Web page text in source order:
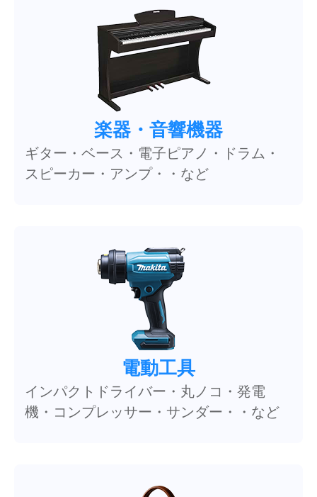
楽器・音響機器
ギター・ベース・電子ピアノ・ドラム・
スピーカー・アンプ・・など
電動工具
インパクトドライバー・丸ノコ・発電
機・コンプレッサー・サンダー・・など